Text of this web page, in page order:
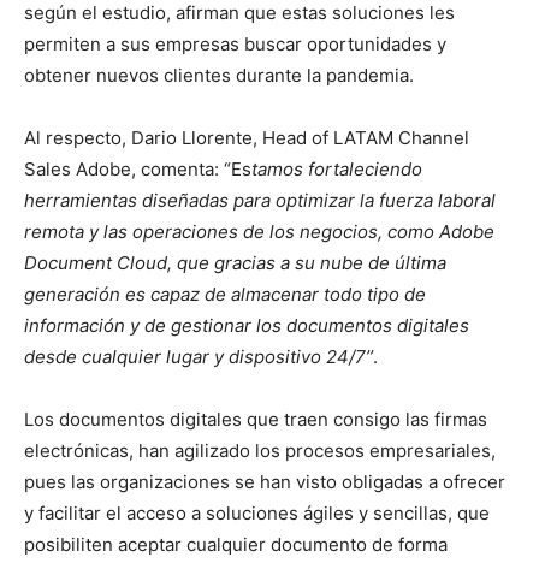
según el estudio, afirman que estas soluciones les
permiten a sus empresas buscar oportunidades y
obtener nuevos clientes durante la pandemia.
Al respecto, Dario Llorente, Head of LATAM Channel
Sales Adobe, comenta: “Estamos fortaleciendo
herramientas diseñadas para optimizar la fuerza laboral
remota y las operaciones de los negocios, como Adobe
Document Cloud, que gracias a su nube de última
generación es capaz de almacenar todo tipo de
información y de gestionar los documentos digitales
desde cualquier lugar y dispositivo 24/7’’.
Los documentos digitales que traen consigo las firmas
electrónicas, han agilizado los procesos empresariales,
pues las organizaciones se han visto obligadas a ofrecer
y facilitar el acceso a soluciones ágiles y sencillas, que
posibiliten aceptar cualquier documento de forma